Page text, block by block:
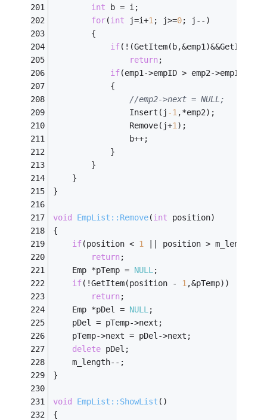
int b = i;
for(int j=i+1 ; j>=0; j--)
		{
if
return;
if(emp1->empID > emp2->empID)
			{
//emp2->next = NULL;
				Insert(j
-1 ,*emp2);
				Remove(j+
1 );
				b++;
			}
		}
	}
}
void EmpList::Remove(int position)
{
if(position < 1
|| position > m_length)
return;
	Emp *pTemp =
NULL ;
if(!GetItem(position - 1 ,&pTemp))
return;
	Emp *pDel =
NULL ;
	pDel = pTemp->next;
	pTemp->next = pDel->next;
delete pDel;
	m_length--;
}
void EmpList::ShowList ()
{